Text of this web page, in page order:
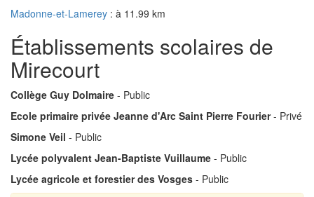
Madonne-et-Lamerey : à 11.99 km
Établissements scolaires de
Mirecourt
Collège Guy Dolmaire - Public
Ecole primaire privée Jeanne d'Arc Saint Pierre Fourier- Privé
Simone Veil - Public
Lycée polyvalent Jean-Baptiste Vuillaume - Public
Lycée agricole et forestier des Vosges - Public